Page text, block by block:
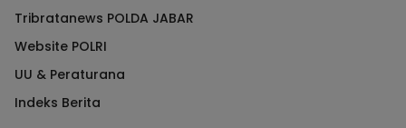
Tribratanews POLDA JABAR
Website POLRI
UU & Peraturana
Indeks Berita